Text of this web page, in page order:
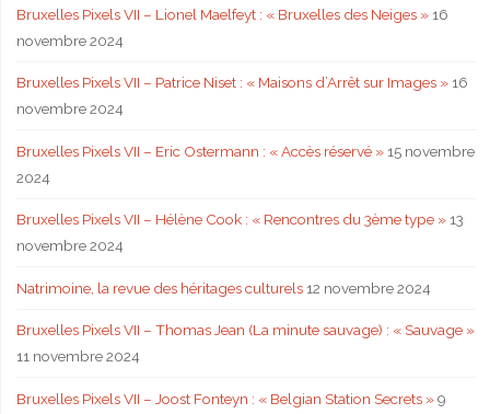
Bruxelles Pixels VII – Lionel Maelfeyt : « Bruxelles des Neiges » 16
novembre 2024
Bruxelles Pixels VII – Patrice Niset : « Maisons d’Arrêt sur Images » 16
novembre 2024
Bruxelles Pixels VII – Eric Ostermann : « Accès réservé » 15 novembre
2024
Bruxelles Pixels VII – Hélène Cook : « Rencontres du 3ème type » 13
novembre 2024
Natrimoine, la revue des héritages culturels 12 novembre 2024
Bruxelles Pixels VII – Thomas Jean (La minute sauvage) : « Sauvage »
11 novembre 2024
Bruxelles Pixels VII – Joost Fonteyn : « Belgian Station Secrets » 9